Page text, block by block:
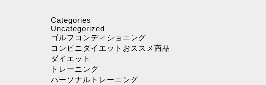
Categories
Uncategorized
ゴルフコンディショニング
コンビニダイエットおススメ商品
ダイエット
トレーニング
パーソナルトレーニング